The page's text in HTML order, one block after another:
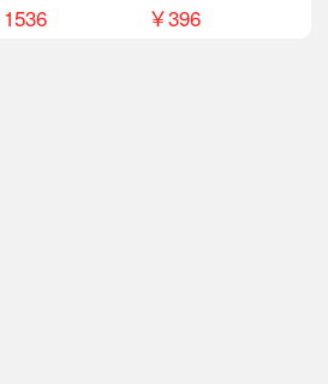
企业商务上市礼
1536 ￥396